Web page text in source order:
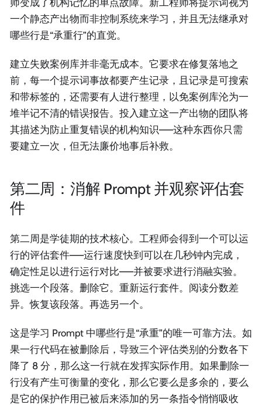
一个静态产出物而非控制系统来学习，并且无法继承对
哪些行是“承重行”的直觉。
建立失败案例库并非毫无成本。它要求在修复落地之
前，每一个提示词事故都要产生记录，且记录是可搜索
和带标签的，还需要有人进行整理，以免案例库沦为一
堆半记不清的错误报告。投入建立这一产出物的团队将
其描述为防止重复错误的机构知识——这种东西你只需
要建立一次，但无法廉价地事后补救。
第二周：消解 Prompt 并观察评估套
件
第二周是学徒期的技术核心。工程师会得到一个可以运
行的评估套件——运行速度快到可以在几秒钟内完成，
确定性足以进行运行对比——并被要求进行消融实验。
挑选一个段落。删除它。重新运行套件。阅读分数差
异。恢复该段落。再选另一个。
这是学习 Prompt 中哪些行是“承重”的唯一可靠方法。如
果一行代码在被删除后，导致三个评估类别的分数各下
降了 8 分，那么这一行就在发挥实际作用。如果删除一
行没有产生可衡量的变化，那么它要么是多余的，要么
是它的保护作用已被后来添加的另一条指令悄悄吸收